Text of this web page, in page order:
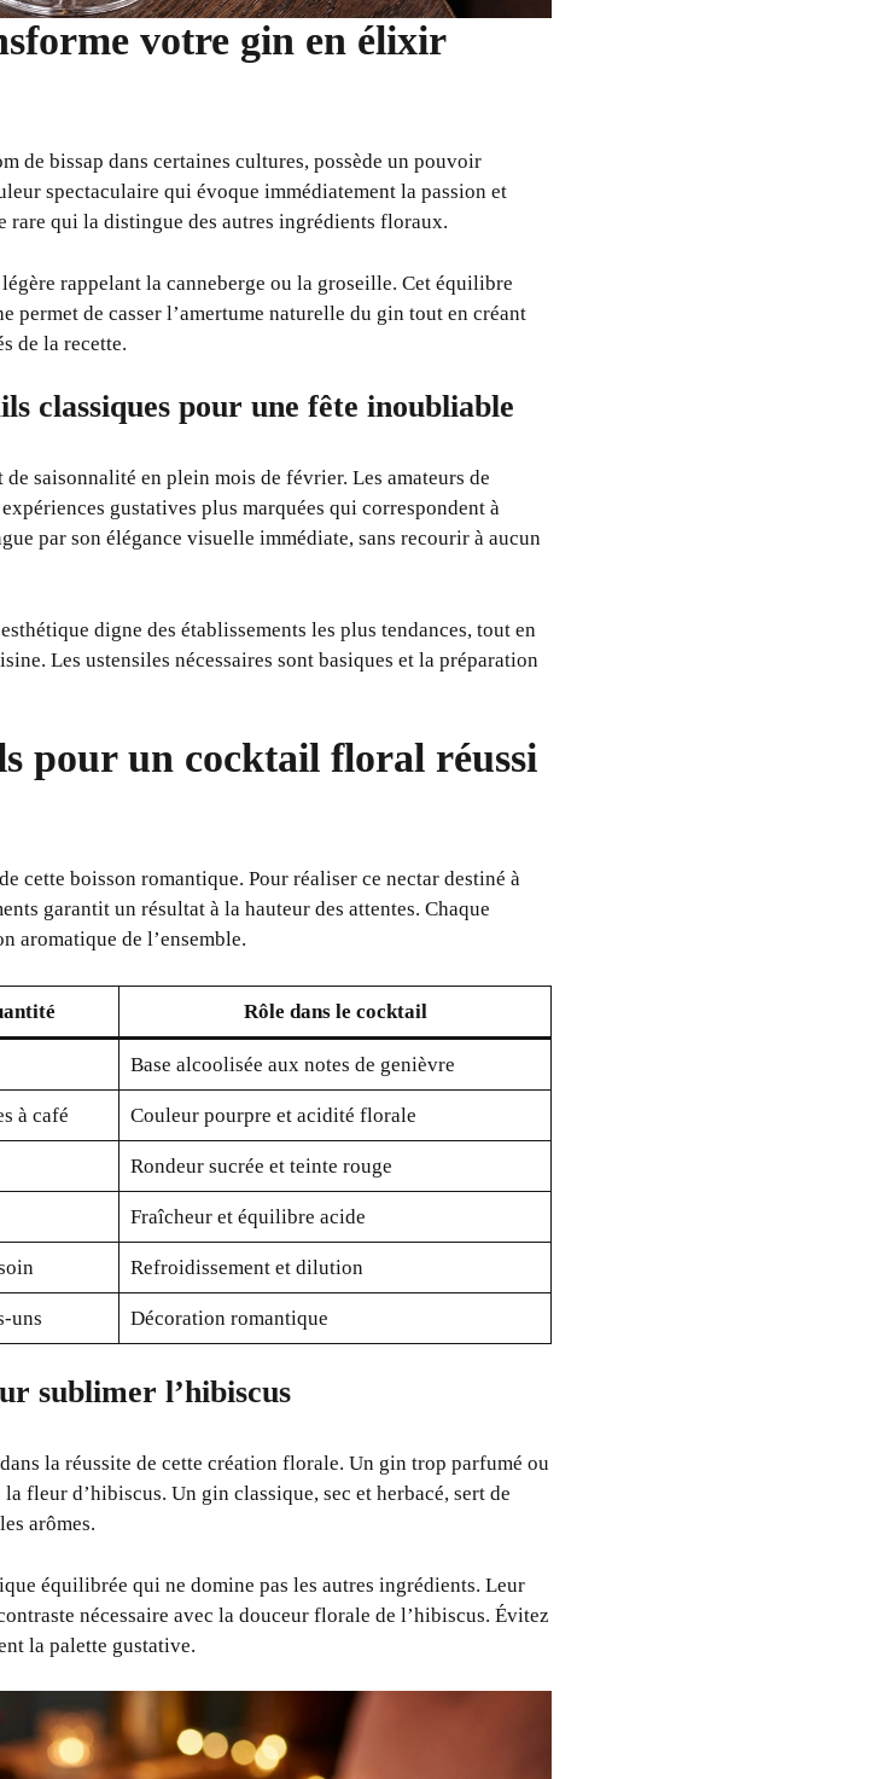
votre gin en élixir
de bissap dans certaines cultures, possède un pouvoir
spectaculaire qui évoque immédiatement la passion et
rare qui la distingue des autres ingrédients floraux.
rappelant la canneberge ou la groseille. Cet équilibre
permet de casser l’amertume naturelle du gin tout en créant
de la recette.
classiques pour une fête inoubliable
saisonnalité en plein mois de février. Les amateurs de
gustatives plus marquées qui correspondent à
par son élégance visuelle immédiate, sans recourir à aucun
digne des établissements les plus tendances, tout en
Les ustensiles nécessaires sont basiques et la préparation
pour un cocktail floral réussi
cette boisson romantique. Pour réaliser ce nectar destiné à
garantit un résultat à la hauteur des attentes. Chaque
aromatique de l’ensemble.
Rôle dans le cocktail
Base alcoolisée aux notes de genièvre
à café Couleur pourpre et acidité florale
Rondeur sucrée et teinte rouge
Fraîcheur et équilibre acide
Refroidissement et dilution
uns Décoration romantique
sublimer l’hibiscus
la réussite de cette création florale. Un gin trop parfumé ou
fleur d’hibiscus. Un gin classique, sec et herbacé, sert de
arômes.
équilibrée qui ne domine pas les autres ingrédients. Leur
nécessaire avec la douceur florale de l’hibiscus. Évitez
la palette gustative.